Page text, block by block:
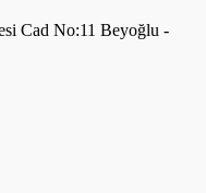
Cad No:11 Beyoğlu -